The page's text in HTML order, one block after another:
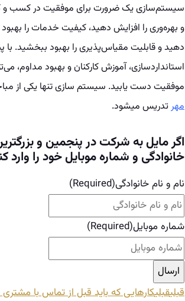
سیستم‌سازی یک ضرورت برای موفقیت در کسب و
و بهره‌وری را افزایش دهید، کیفیت خدمات را
دهید و قابلیت مقیاس‌پذیری را بهبود ببخشید. با
استاندارد‌سازی، آموزش کارکنان و بهبود مداوم،
موفقیت دست یابید. سیستم سازی تنها یکی از
مهرتدریس میشود.
اگر مایل به شرکت در پنجمین و
خانوادگی و شماره موبایل خود را وارد
نام و نام خانوادگی(Required)
شماره موبایل(Required)
قبلیقبلیکارهایی که باید قبل از تماس با